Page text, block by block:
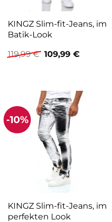
KINGZ Slim-fit-Jeans, im
Batik-Look
119,99€ Ursprünglicher
Preis
109,99 €Aktueller
-10%
KINGZ Slim-fit-Jeans, im
perfekten Look